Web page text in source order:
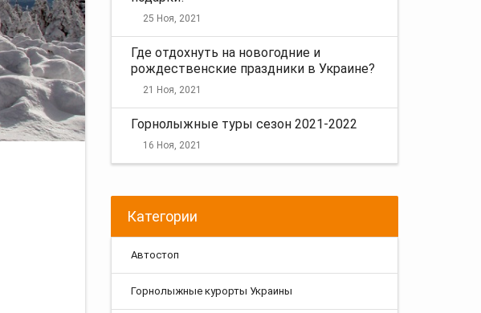
25 Ноя, 2021
Где отдохнуть на новогодние и
рождественские праздники в Украине?
21 Ноя, 2021
Горнолыжные туры сезон 2021-2022
16 Ноя, 2021
Категории
Автостоп
Горнолыжные курорты Украины